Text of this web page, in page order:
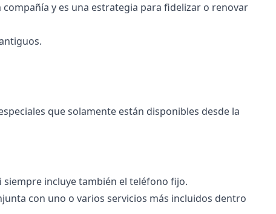
y es una estrategia para fidelizar o renovar
que solamente están disponibles desde la
incluye también el teléfono fijo.
con uno o varios servicios más incluidos dentro